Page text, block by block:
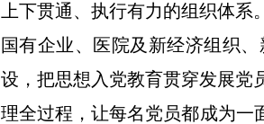
上下贯通、执行有力的组织体
国有企业、医院及新经济组织
设，把思想入党教育贯穿发展党
理全过程，让每名党员都成为一